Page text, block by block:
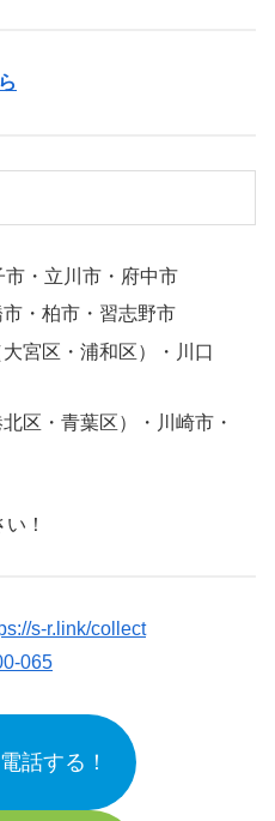
市・立川市・府中市
市・柏市・習志野市
宮区・浦和区）・川口
区・青葉区）・川崎市・
！
s-r.link/collect
065
話する！